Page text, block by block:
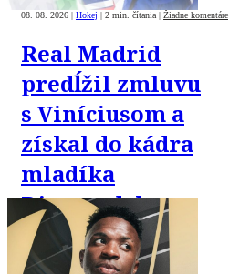
08. 08. 2026 | Hokej | 2 min. čítania| Žiadne komentáre
Real Madrid
predĺžil zmluvu
s Viníciusom a
získal do kádra
mladíka
Diomandeho